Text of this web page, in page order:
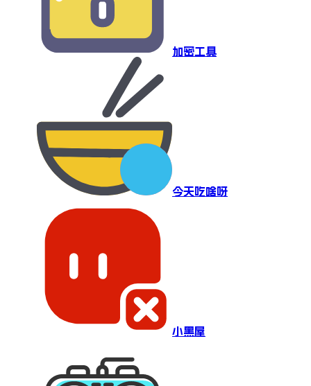
加密工具
今天吃啥呀
小黑屋